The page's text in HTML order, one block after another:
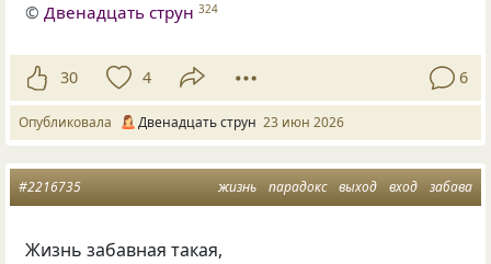
©Двенадцать струн 324
30 4 6
Опубликовала Двенадцать струн 23 июн 2026
жизнь парадокс выход вход забава
#2216735
Жизнь забавная такая,